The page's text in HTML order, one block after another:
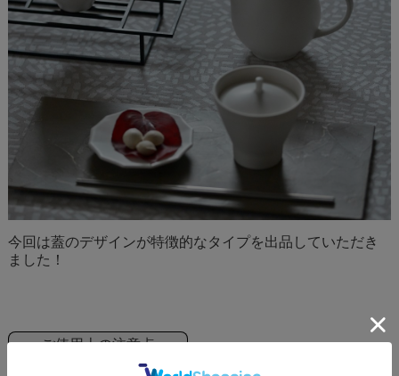
今回は蓋のデザインが特徴的なタイプを出品していただき
ました！
ご使用上の注意点